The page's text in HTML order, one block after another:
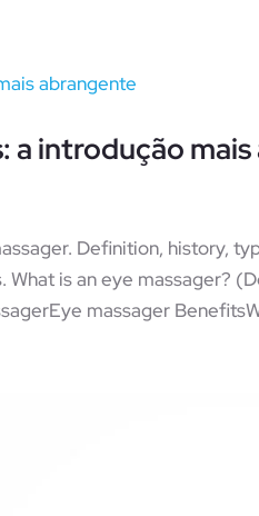
a introdução
Definition, history,
is an eye massager?
massager